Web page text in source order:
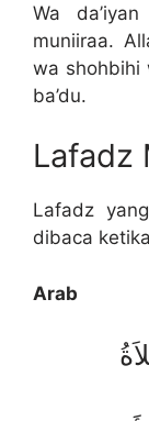
Wa
muniiraa.
wa shohbihi
ba’du.
Lafadz
Lafadz
dibaca
Arab